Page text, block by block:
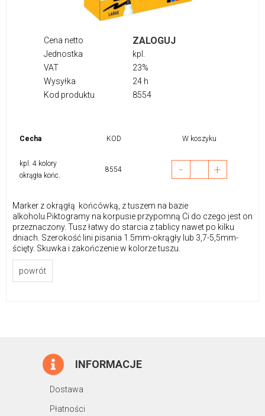
Cena netto ZALOGUJ
Jednostka
kpl.
VAT
23%
Wysyłka
24 h
Kod produktu
8554
Cecha KOD W koszyku
kpl. 4 kolory
okrągła końc.
8554 - +
Marker z okrągłą końcówką, z tuszem na bazie
alkoholu.Piktogramy na korpusie przypomną Ci do czego jest on
przeznaczony. Tusz łatwy do starcia z tablicy nawet po kilku
dniach. Szerokość lini pisania 1.5mm-okrągły lub 3,7-5,5mm-
ścięty. Skuwka i zakończenie w kolorze tuszu.
powrót
INFORMACJE
Dostawa
Płatności